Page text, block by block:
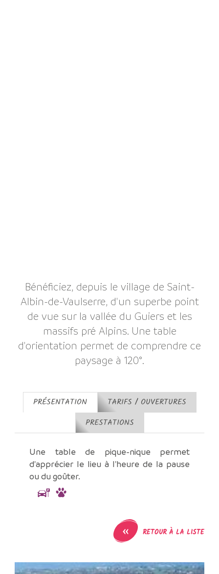
Bénéficiez, depuis le village de Saint-
Albin-de-Vaulserre, d'un superbe point
de vue sur la vallée du Guiers et les
massifs pré Alpins. Une table
d'orientation permet de comprendre ce
paysage à 120°.
PRÉSENTATION
TARIFS / OUVERTURES
PRESTATIONS
Une table de pique-nique permet
d'apprécier le lieu à l'heure de la pause
ou du goûter.
« RETOUR À LA LISTE